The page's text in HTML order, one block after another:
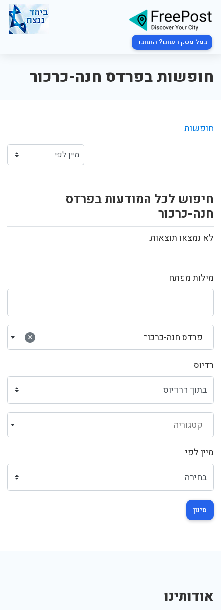
בעל עסק רשום? התחבר
חופשות בפרדס חנה-כרכור
מילות מפתח
× פרדס חנה-כרכור
רדיוס
קטגוריה
מיין לפי
סינון
חופשות
חיפוש לכל המודעות בפרדס
חנה-כרכור
לא נמצאו תוצאות.
אודותינו